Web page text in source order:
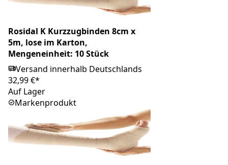
Rosidal K Kurzzugbinden 8cm x
5m, lose im Karton,
Mengeneinheit: 10 Stück
Versand innerhalb Deutschlands
32,99 €*
Auf Lager
Markenprodukt